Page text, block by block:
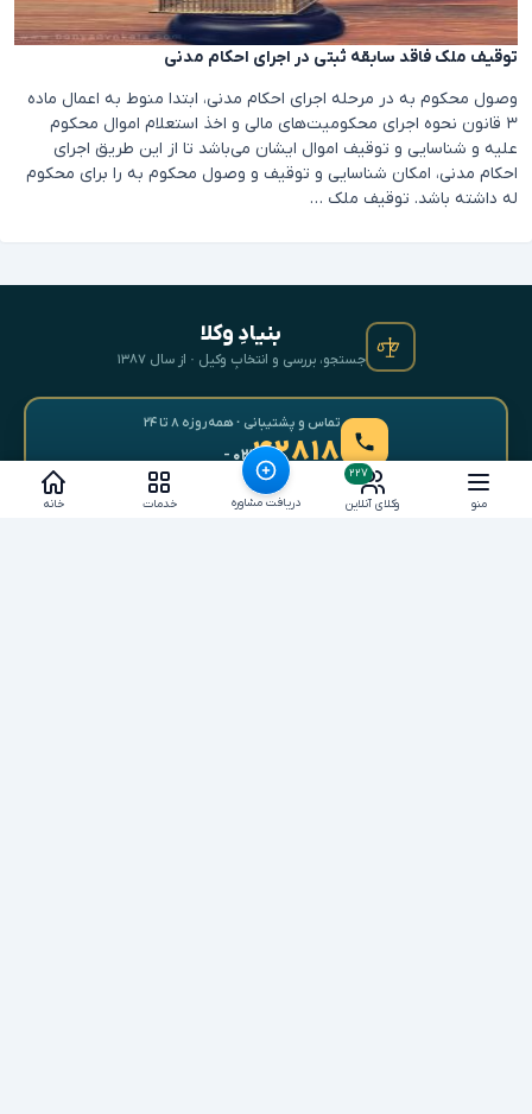
منو
۲۲۷
وکلای آنلاین
دریافت مشاوره خدمات خانه
توقیف ملک فاقد سابقه ثبتی در اجرای احکام مدنی
وصول محکوم به در مرحله اجرای احکام مدنی، ابتدا منوط به اعمال ماده
۳ قانون نحوه اجرای محکومیت‌های مالی و اخذ استعلام اموال محکوم
علیه و شناسایی و توقیف اموال ایشان می‌باشد تا از این طریق اجرای
احکام مدنی، امکان شناسایی و توقیف و وصول محکوم به را برای محکوم
له داشته باشد. توقیف ملک …
بنیادِ وکلا
جستجو، بررسی و انتخابِ وکیل · از سال ۱۳۸۷
تماس و پشتیبانی · همه‌روزه ۸ تا ۲۴
۴۲۸۱۸- ۰۲۱